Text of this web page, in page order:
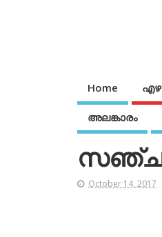
Home
അലങ്കാരം
October 14, 2017